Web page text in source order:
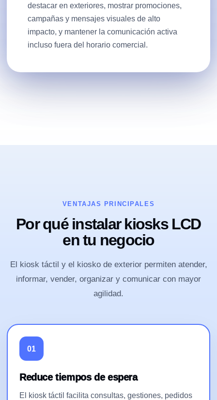
destacar en exteriores, mostrar promociones,
campañas y mensajes visuales de alto
impacto, y mantener la comunicación activa
incluso fuera del horario comercial.
VENTAJAS PRINCIPALES
Por qué instalar kiosks LCD
en tu negocio
El kiosk táctil y el kiosko de exterior permiten atender,
informar, vender, organizar y comunicar con mayor
agilidad.
01
Reduce tiempos de espera
El kiosk táctil facilita consultas, gestiones, pedidos